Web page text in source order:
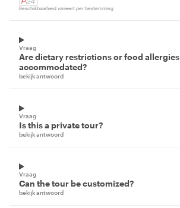
Beschikbaarheid varieert per bestemming
Vraag
Are dietary restrictions or food allergies
accommodated?
bekijk antwoord
Vraag
Is this a private tour?
bekijk antwoord
Vraag
Can the tour be customized?
bekijk antwoord